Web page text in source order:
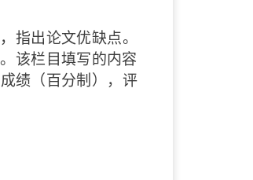
指出论文优缺点。
该栏目填写的内容
绩（百分制），评